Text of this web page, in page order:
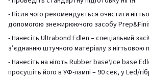
- Після чого рекомендується очистити
допомогою знежирюючого засобу
- Нанесіть Ultrabond Edlen – спеціальний
з’єднанню штучного матеріалу з нігтьовою
- Нанесіть на ніготь Rubber base\Ice base
просушіть його в УФ-лампі – 90 сек, у Led/